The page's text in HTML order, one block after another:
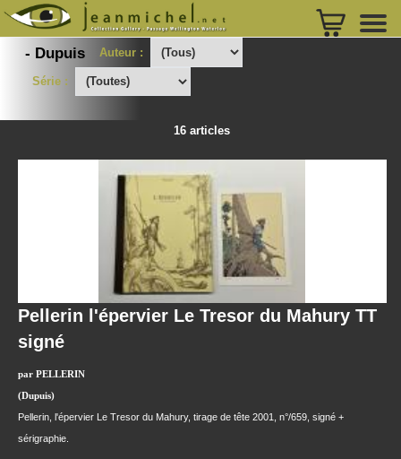
- Dupuis Auteur :
Série :
16 articles
Pellerin l'épervier Le Tresor du Mahury TT
signé
par PELLERIN
(Dupuis)
Pellerin, l'épervier Le Tresor du Mahury, tirage de tête 2001, n°/659, signé +
sérigraphie.